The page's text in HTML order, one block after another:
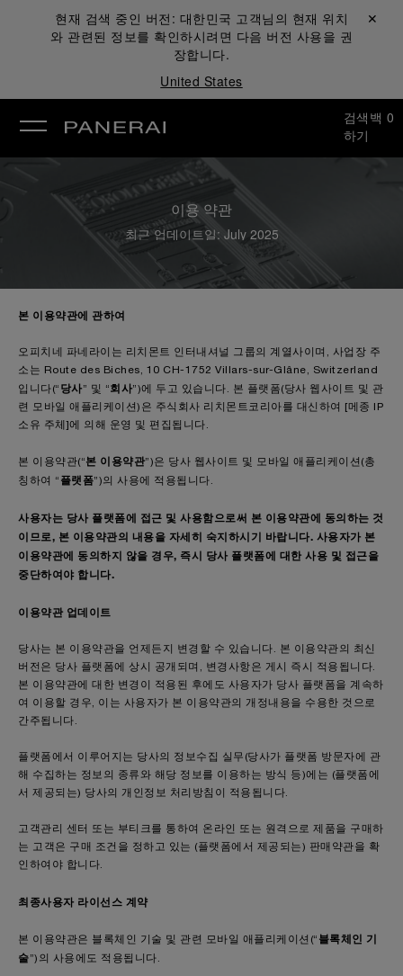
현재 검색 중인 버전: 대한민국 고객님의 현재 위치
와 관련된 정보를 확인하시려면 다음 버전 사용을 권
장합니다.
United States
닫기 ✕
검색
하기
백 0
이용 약관
최근 업데이트일: July 2025
본 이용약관에 관하여
오피치네 파네라이는 리치몬트 인터내셔널 그룹의 계열사이며, 사업장 주
소는 Route des Biches, 10 CH-1752 Villars-sur-Glâne, Switzerland
입니다(“ 당사” 및 “회사”)에 두고 있습니다. 본 플랫폼(당사 웹사이트 및 관
련 모바일 애플리케이션)은 주식회사 리치몬트코리아를 대신하여 [메종 IP
소유 주체]에 의해 운영 및 편집됩니다.
본 이용약관(“본 이용약관”)은 당사 웹사이트 및 모바일 애플리케이션(총
칭하여 “ 플랫폼”)의 사용에 적용됩니다.
사용자는 당사 플랫폼에 접근 및 사용함으로써 본 이용약관에 동의하는 것
이므로, 본 이용약관의 내용을 자세히 숙지하시기 바랍니다. 사용자가 본
이용약관에 동의하지 않을 경우, 즉시 당사 플랫폼에 대한 사용 및 접근을
중단하여야 합니다.
이용약관 업데이트
당사는 본 이용약관을 언제든지 변경할 수 있습니다. 본 이용약관의 최신
버전은 당사 플랫폼에 상시 공개되며, 변경사항은 게시 즉시 적용됩니다.
본 이용약관에 대한 변경이 적용된 후에도 사용자가 당사 플랫폼을 계속하
여 이용할 경우, 이는 사용자가 본 이용약관의 개정내용을 수용한 것으로
간주됩니다.
플랫폼에서 이루어지는 당사의 정보수집 실무(당사가 플랫폼 방문자에 관
해 수집하는 정보의 종류와 해당 정보를 이용하는 방식 등)에는 (플랫폼에
서 제공되는) 당사의 개인정보 처리방침이 적용됩니다.
고객관리 센터 또는 부티크를 통하여 온라인 또는 원격으로 제품을 구매하
는 고객은 구매 조건을 정하고 있는 (플랫폼에서 제공되는) 판매약관을 확
인하여야 합니다.
최종사용자 라이선스 계약
본 이용약관은 블록체인 기술 및 관련 모바일 애플리케이션(“ 블록체인 기
술”)의 사용에도 적용됩니다.